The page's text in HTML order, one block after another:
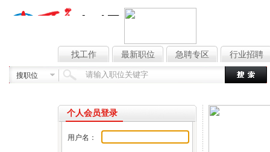
找工作 最新职位 急聘专区 行业招聘
搜职位
个人会员登录
用户名：